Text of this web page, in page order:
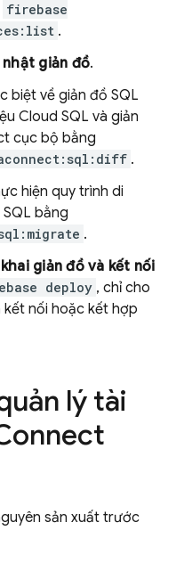
firebase
.
nhật giản đồ.
biệt về giản đồ SQL
Cloud SQL và giản
cục bộ bằng
.
hiện quy trình di
bằng
.
giản đồ và kết nối
deploy , chỉ cho
nối hoặc kết hợp
lý tài
sản xuất trước